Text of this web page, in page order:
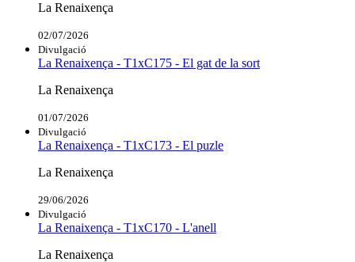
La Renaixença
02/07/2026
Divulgació
La Renaixença - T1xC175 - El gat de la sort
La Renaixença
01/07/2026
Divulgació
La Renaixença - T1xC173 - El puzle
La Renaixença
29/06/2026
Divulgació
La Renaixença - T1xC170 - L'anell
La Renaixença